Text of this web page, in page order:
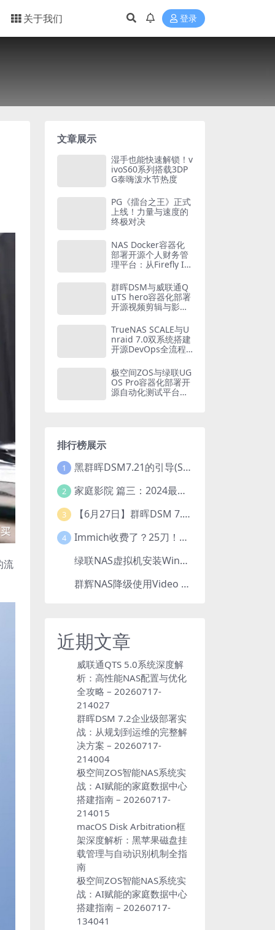
关于我们 登录
流
文章展示
湿手也能快速解锁！v
ivoS60系列搭载3DP
G泰嗨泼水节热度
PG《擂台之王》正式
上线！力量与速度的
终极对决
NAS Docker容器化
部署开源个人财务管
理平台：从Firefly III
家庭财务自由方案
（2026版）
群晖DSM与威联通Q
uTS hero容器化部署
开源视频剪辑与影视
Blender的NAS创意
工作站构建方案
TrueNAS SCALE与U
nraid 7.0双系统搭建
开源DevOps全流程
Kubernetes的容器
化CI/CD实战
极空间ZOS与绿联UG
OS Pro容器化部署开
源自动化测试平台：
排行榜展示
1 黑群晖DSM7.21的引导(SA6400_7.21引导可单NVME安装系统）
2 家庭影院 篇三：2024最新教程！小雅Emby全家桶又是什么？它和小雅AList又有什么区别？
3 【6月27日】群晖DSM 7.2.1-69057 Update 5 引导【附半洗白序列号】
4 Immich收费了？25刀！后知后觉的我，分享几个方法DIY这款最强家庭照片管理工具
绿联NAS虚拟机安装Windows，打造辅助工作站
群辉NAS降级使用Video Station：7.2.2降级为7.2.1，也可降为其他版本
近期文章
威联通QTS 5.0系统深度解
析：高性能NAS配置与优化
全攻略 – 20260717-
214027
群晖DSM 7.2企业级部署实
战：从规划到运维的完整解
决方案 – 20260717-
214004
极空间ZOS智能NAS系统实
战：AI赋能的家庭数据中心
搭建指南 – 20260717-
214015
macOS Disk Arbitration框
架深度解析：黑苹果磁盘挂
载管理与自动识别机制全指
南
极空间ZOS智能NAS系统实
战：AI赋能的家庭数据中心
搭建指南 – 20260717-
134041